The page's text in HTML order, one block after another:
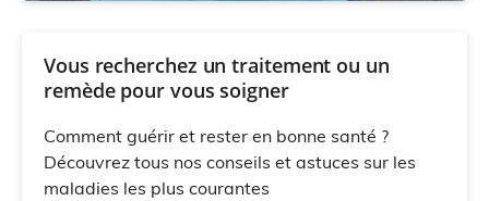
Vous recherchez un traitement ou un
remède pour vous soigner
Comment guérir et rester en bonne santé ?
Découvrez tous nos conseils et astuces sur les
maladies les plus courantes